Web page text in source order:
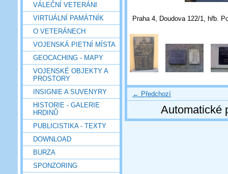
VÁLEČNÍ VETERÁNI
VIRTUÁLNÍ PAMÁTNÍK
O VETERÁNECH
VOJENSKÁ PIETNÍ MÍSTA
GEOCACHING - MAPY
VOJENSKÉ OBJEKTY A
PROSTORY
INSIGNIE A SUVENYRY
HISTORIE - GALERIE
HRDINŮ
PUBLICISTIKA - TEXTY
DOWNLOAD
BURZA
SPONZORING
Praha 4, Doudova 122/1, hřb.
← Předchozí
Automatické